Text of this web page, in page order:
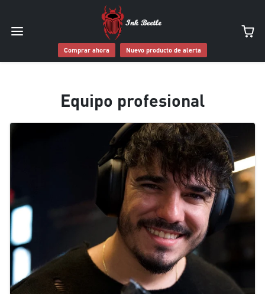
Comprar ahora Nuevo producto de alerta
Equipo profesional